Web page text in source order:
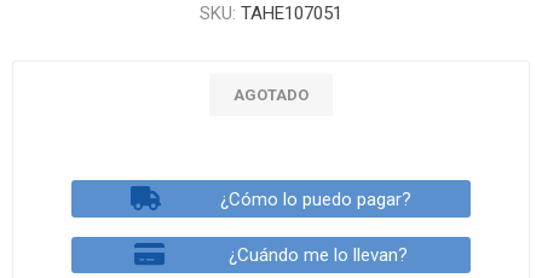
SKU: TAHE107051
AGOTADO
¿Cómo lo puedo pagar?
¿Cuándo me lo llevan?